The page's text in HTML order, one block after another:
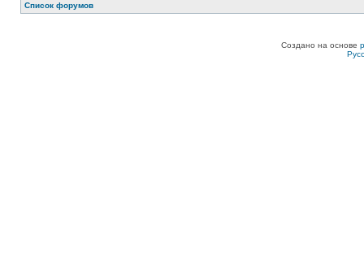
Список форумов
Создано на основе